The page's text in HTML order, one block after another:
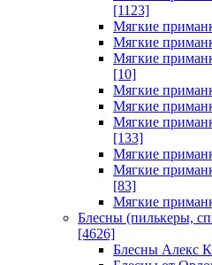
[1123]
Мягкие
Мягкие
Мягкие
[10]
Мягкие
Мягкие
Мягкие
[133]
Мягкие
Мягкие
[83]
Мягкие
Блесны (пилькеры,
[4626]
Блесны Алекс